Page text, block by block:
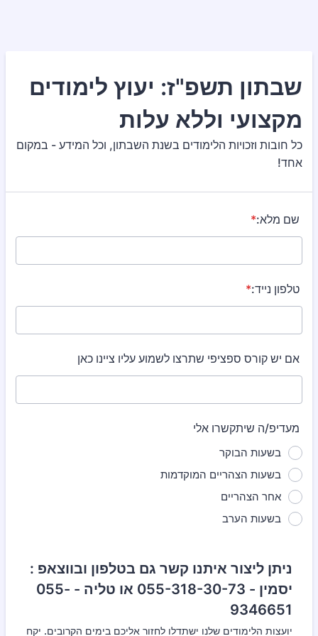
שבתון תשפ"ז: יעוץ לימודים
מקצועי וללא עלות
כל חובות וזכויות הלימודים בשנת השבתון, וכל המידע - במקום
אחד!
שם מלא:*
טלפון נייד:*
אם יש קורס ספציפי שתרצו לשמוע עליו ציינו כאן
מעדיפ/ה שיתקשרו אלי
בשעות הבוקר
בשעות הצהריים המוקדמות
אחר הצהריים
בשעות הערב
ניתן ליצור איתנו קשר גם בטלפון ובווצאפ :
יסמין - 055-318-30-73 או טליה - 055-
9346651
יועצות הלימודים שלנו ישתדלו לחזור אליכם בימים הקרובים. יקח